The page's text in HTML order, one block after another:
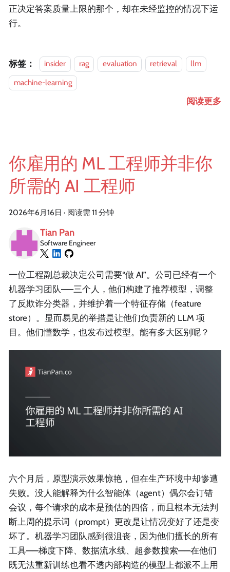
正决定答案质量上限的那个，却在未经监控的情况下运
行。
标签： insider rag evaluation retrieval
llm
machine-learning
阅读更多
你雇用的 ML 工程师并非你
所需的 AI 工程师
2026年6月16日 · 阅读需 11 分钟
Tian Pan
Software Engineer
一位工程副总裁决定公司需要“做 AI”。公司已经有一个
机器学习团队——三个人，他们构建了推荐模型，调整
了反欺诈分类器，并维护着一个特征存储（feature
store）。显而易见的举措是让他们负责新的 LLM 项
目。他们懂数学，也发布过模型。能有多大区别呢？
六个月后，原型演示效果惊艳，但在生产环境中却惨遭
失败。没人能解释为什么智能体（agent）偶尔会订错
会议，每个请求的成本是预估的四倍，而且根本无法判
断上周的提示词（prompt）更改是让情况变好了还是变
坏了。机器学习团队感到很沮丧，因为他们擅长的所有
工具——梯度下降、数据流水线、超参数搜索——在他们
既无法重新训练也看不透内部构造的模型上都派不上用